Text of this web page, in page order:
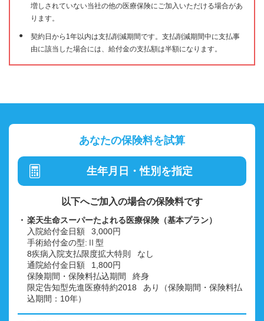
増しされていない当社の他の医療保険にご加入いただける場合があ
ります。
契約日から1年以内は支払削減期間です。支払削減期間中に支払事
由に該当した場合には、給付金の支払額は半額になります。
あなたの保険料を試算
生年月日・性別を指定
以下へご加入の場合の保険料です
楽天生命スーパーたよれる医療保険（基本プラン）
入院給付金日額
3,000円
手術給付金の型:Ⅱ型
8疾病入院支払限度拡大特則
なし
通院給付金日額
1,800円
保険期間・保険料払込期間
終身
限定告知型先進医療特約2018
あり（保険期間・保険料払
込期間：10年）